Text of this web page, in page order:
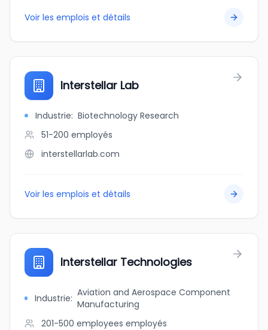
Voir les emplois et détails
Interstellar Lab
Industrie: Biotechnology Research
51-200 employés
interstellarlab.com
Voir les emplois et détails
Interstellar Technologies
Industrie: Aviation and Aerospace Component
Manufacturing
201-500 employees employés